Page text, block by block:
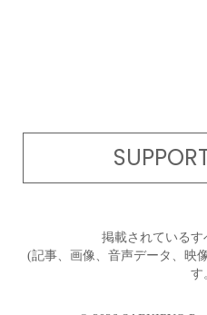
掲載されている
(記事、画像、音声データ、映
す